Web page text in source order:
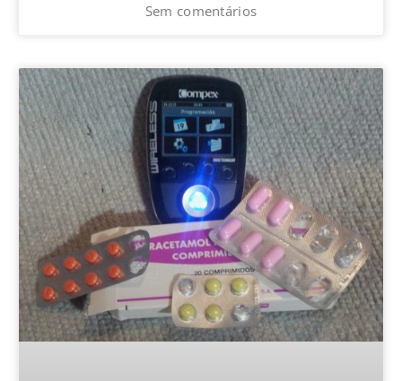
Sem comentários